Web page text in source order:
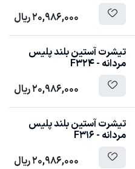
20,986,000ریال
تیشرت آستین بلند پلیس
مردانه - F324
20,986,000ریال
تیشرت آستین بلند پلیس
مردانه - F316
20,986,000ریال